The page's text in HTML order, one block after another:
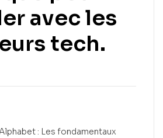
avec les
tech.
: Les fondamentaux